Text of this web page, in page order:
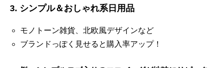
3. シンプル＆おしゃれ系日用品
モノトーン雑貨、北欧風デザインなど
ブランドっぽく見せると購入率アップ！